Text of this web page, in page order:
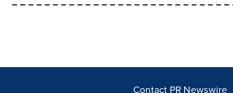
Contact PR Newswire